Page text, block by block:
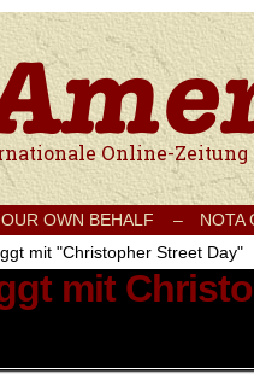
Onlinezeitung für Frieden,
OWN BEHALF –
NOTA
mit "Christopher Street Day"
mit